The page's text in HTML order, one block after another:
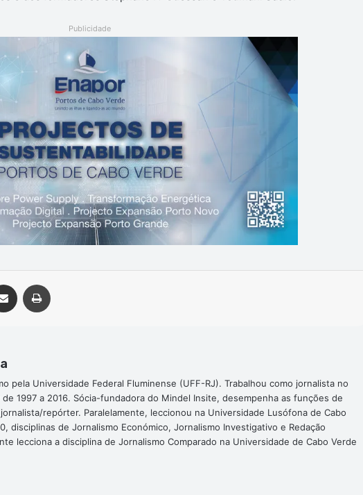
Publicidade
Compartilhar via e-mail
pela Universidade Federal Fluminense (UFF-RJ). Trabalhou como jornalista no
de 1997 a 2016. Sócia-fundadora do Mindel Insite, desempenha as funções de
repórter. Paralelamente, leccionou na Universidade Lusófona de Cabo
disciplinas de Jornalismo Económico, Jornalismo Investigativo e Redação
lecciona a disciplina de Jornalismo Comparado na Universidade de Cabo Verde